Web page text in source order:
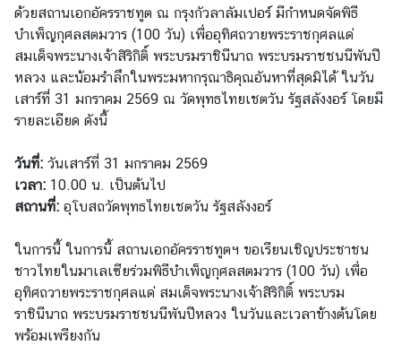
ศู
น
ย์
ข่
ว
า
น
ก
ง
สุ
ด้วยสถานเอกอัครราชทูต ณ กรุงกัวลาลัมเปอร์ มีกำหนดจัดพิธี
บำเพ็ญกุศลสตมวาร (100 วัน) เพื่ออุทิศถวายพระราชกุศลแด่
สมเด็จพระนางเจ้าสิริกิติ์ พระบรมราชินีนาถ พระบรมราชชนนีพันปี
หลวง และน้อมรำลึกในพระมหากรุณาธิคุณอันหาที่สุดมิได้ ในวัน
เสาร์ที่ 31 มกราคม 2569 ณ วัดพุทธไทยเชตวัน รัฐสลังงอร์ โดยมี
รายละเอียด ดังนี้
วันที่: วันเสาร์ที่ 31 มกราคม 2569
เวลา: 10.00 น. เป็นต้นไป
สถานที่: อุโบสถวัดพุทธไทยเชตวัน รัฐสลังงอร์
ในการนี้ ในการนี้ สถานเอกอัครราชทูตฯ ขอเรียนเชิญประชาชน
ชาวไทยในมาเลเซียร่วมพิธีบำเพ็ญกุศลสตมวาร (100 วัน) เพื่อ
อุทิศถวายพระราชกุศลแด่ สมเด็จพระนางเจ้าสิริกิติ์ พระบรม
ราชินีนาถ พระบรมราชชนนีพันปีหลวง ในวันและเวลาข้างต้นโดย
พร้อมเพรียงกัน